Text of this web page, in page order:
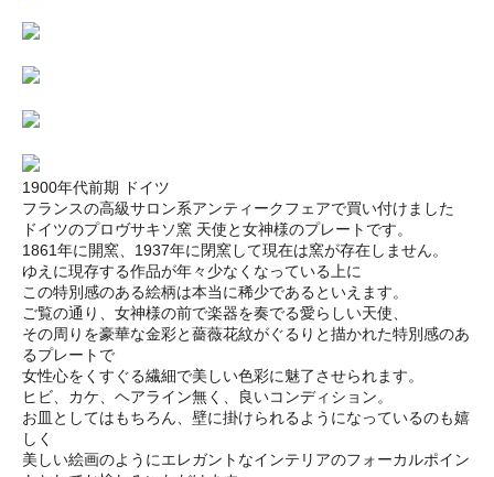
1900年代前期 ドイツ
フランスの高級サロン系アンティークフェアで買い付けました
ドイツのプロヴサキソ窯 天使と女神様のプレートです。
1861年に開窯、1937年に閉窯して現在は窯が存在しません。
ゆえに現存する作品が年々少なくなっている上に
この特別感のある絵柄は本当に稀少であるといえます。
ご覧の通り、女神様の前で楽器を奏でる愛らしい天使、
その周りを豪華な金彩と薔薇花紋がぐるりと描かれた特別感のあ
るプレートで
女性心をくすぐる繊細で美しい色彩に魅了させられます。
ヒビ、カケ、ヘアライン無く、良いコンディション。
お皿としてはもちろん、壁に掛けられるようになっているのも嬉
しく
美しい絵画のようにエレガントなインテリアのフォーカルポイン